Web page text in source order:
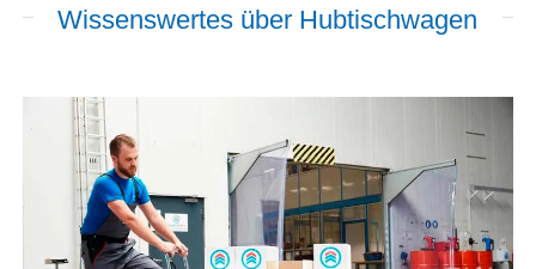
Wissenswertes über Hubtischwagen